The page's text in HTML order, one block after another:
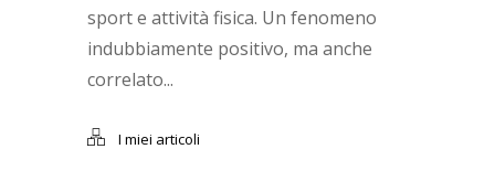
sport e attività fisica. Un fenomeno
indubbiamente positivo, ma anche
correlato...
I miei articoli